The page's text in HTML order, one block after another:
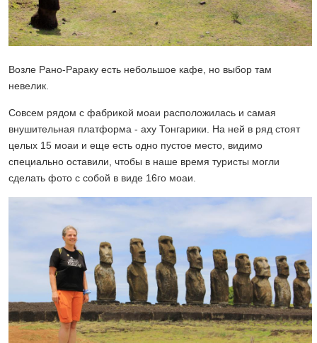
Возле Рано-Рараку есть небольшое кафе, но выбор там
невелик.
Совсем рядом с фабрикой моаи расположилась и самая
внушительная платформа - аху Тонгарики. На ней в ряд стоят
целых 15 моаи и еще есть одно пустое место, видимо
специально оставили, чтобы в наше время туристы могли
сделать фото с собой в виде 16го моаи.